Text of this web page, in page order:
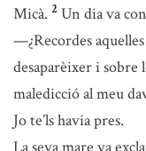
Micà. 2 Un dia va
—¿Recordes
desaparèixer i sobre
maledicció al meu
Jo te’ls havia pres.